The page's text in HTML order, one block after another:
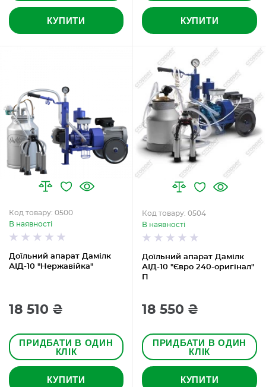
КУПИТИ КУПИТИ
Доїльний апарат Дамілк
АІД-10 "Нержавійка"
Код товару: 0500
В наявності
18 510 ₴
ПРИДБАТИ В ОДИН
КЛІК
КУПИТИ
Доїльний апарат Дамілк
АІД-10 "Євро 240-оригінал"
П
Код товару: 0504
В наявності
18 550 ₴
ПРИДБАТИ В ОДИН
КЛІК
КУПИТИ